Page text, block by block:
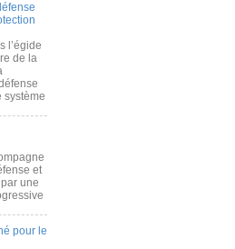
l’égide
de la
système
et
une
pour le